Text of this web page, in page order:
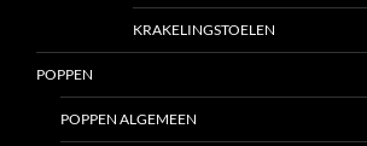
KRAKELINGSTOELEN
POPPEN
POPPEN ALGEMEEN